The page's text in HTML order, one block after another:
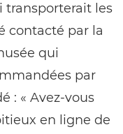
transporterait les
contacté par la
qui
par
: « Avez-vous
en ligne de